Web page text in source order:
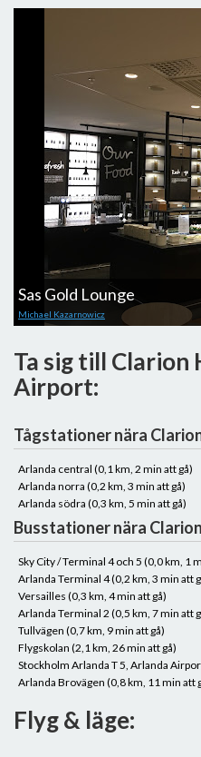
Sas Gold Lounge
Michael Kazarnowicz
Ta sig till Clarion
Airport:
Tågstationer nära
Arlanda central (0,1 km, 2 min att gå)
Arlanda norra (0,2 km, 3 min att gå)
Arlanda södra (0,3 km, 5 min att gå)
Busstationer nära
Sky City / Terminal 4 och 5 (0,0 km, 1
Arlanda Terminal 4 (0,2 km, 3 min att
Versailles (0,3 km, 4 min att gå)
Arlanda Terminal 2 (0,5 km, 7 min att
Tullvägen (0,7 km, 9 min att gå)
Flygskolan (2,1 km, 26 min att gå)
Stockholm Arlanda T 5, Arlanda
Arlanda Brovägen (0,8 km, 11 min att
Flyg & läge: